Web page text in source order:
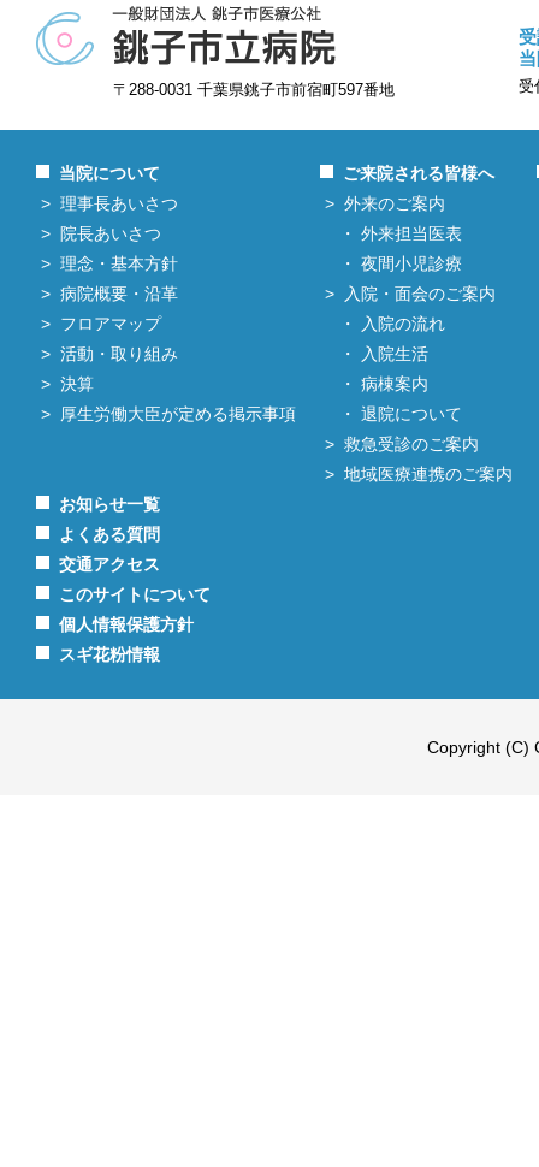
〒288-0031 千葉県銚子市前宿町597番地 受
当院について
理事長あいさつ
院長あいさつ
理念・基本方針
病院概要・沿革
フロアマップ
活動・取り組み
決算
厚生労働大臣が定める掲示事項
ご来院される皆様へ
外来のご案内
外来担当医表
夜間小児診療
入院・面会のご案内
入院の流れ
入院生活
病棟案内
退院について
救急受診のご案内
地域医療連携のご案内
お知らせ一覧
よくある質問
交通アクセス
このサイトについて
個人情報保護方針
スギ花粉情報
Copyright (C)